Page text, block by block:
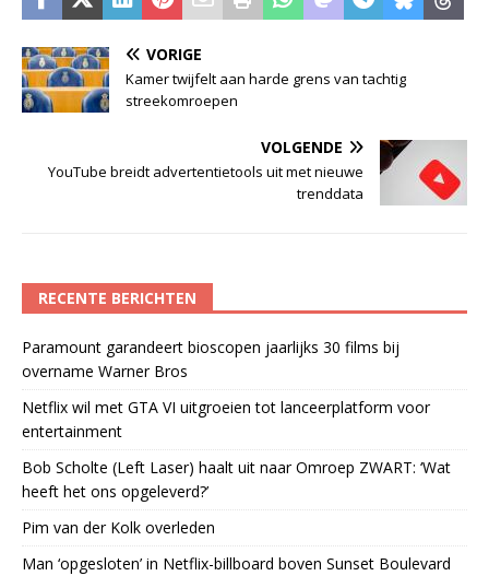
VORIGE
Kamer twijfelt aan harde grens van tachtig
streekomroepen
VOLGENDE
YouTube breidt advertentietools uit met nieuwe
trenddata
RECENTE BERICHTEN
Paramount garandeert bioscopen jaarlijks 30 films bij
overname Warner Bros
Netflix wil met GTA VI uitgroeien tot lanceerplatform voor
entertainment
Bob Scholte (Left Laser) haalt uit naar Omroep ZWART: ‘Wat
heeft het ons opgeleverd?’
Pim van der Kolk overleden
Man ‘opgesloten’ in Netflix-billboard boven Sunset Boulevard